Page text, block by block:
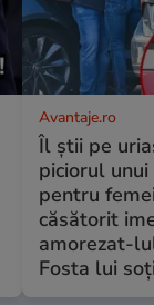
Avantaje.ro
Îl știi pe
piciorul
pentru
căsătorit
amorezat-
Fosta lui